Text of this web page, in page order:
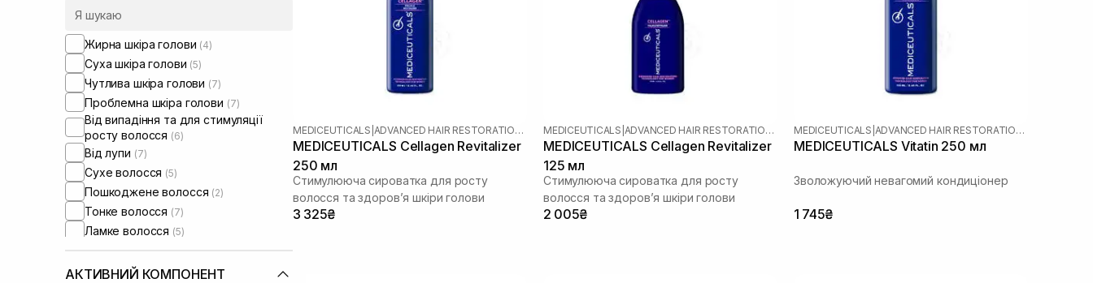
Жирна шкіра голови (4)
Суха шкіра голови (5)
Чутлива шкіра голови (7)
Проблемна шкіра голови (7)
Від випадіння та для стимуляції
росту волосся (6)
Від лупи (7)
Сухе волосся (5)
Пошкоджене волосся (2)
Тонке волосся (7)
Ламке волосся (5)
Для обʼєму волосся(1)
АКТИВНИЙ КОМПОНЕНТ
MEDICEUTICALS ADVANCED HAIR RESTORATION TECHNOLOGY WOMEN
MEDICEUTICALS Cellagen Revitalizer
250 мл
Стимулююча сироватка для росту
волосся та здоров’я шкіри голови
3 325₴
MEDICEUTICALS ADVANCED HAIR RESTORATION TECHNOLOGY WOMEN
MEDICEUTICALS Cellagen Revitalizer
125 мл
Стимулююча сироватка для росту
волосся та здоров’я шкіри голови
2 005₴
MEDICEUTICALS ADVANCED HAIR RESTORATION TECHNOLOGY WOMEN
MEDICEUTICALS Vitatin 250 мл
Зволожуючий невагомий кондиціонер
1 745₴